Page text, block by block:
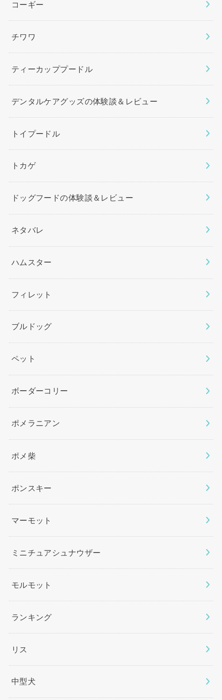
コーギー
チワワ
ティーカッププードル
デンタルケアグッズの体験談＆レビュー
トイプードル
トカゲ
ドッグフードの体験談＆レビュー
ネタバレ
ハムスター
フィレット
ブルドッグ
ペット
ボーダーコリー
ポメラニアン
ポメ柴
ポンスキー
マーモット
ミニチュアシュナウザー
モルモット
ランキング
リス
中型犬